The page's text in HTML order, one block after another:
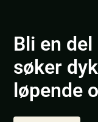
Bli en
søker
løpende